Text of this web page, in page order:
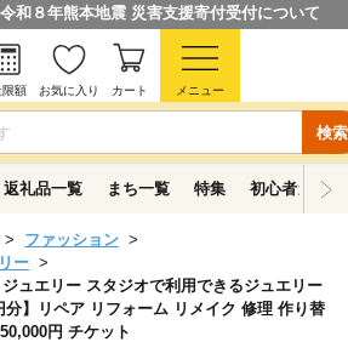
令和８年熊本地震 災害支援寄付受付について
検索
限額 お気に入り カート メニュー
返礼品一覧 まち一覧 特集 初心者ガイド
ファッション
ー
ジュエリー スタジオで利用できるジュエリー
分】リペア リフォーム リメイク 修理 作り替
円 チケット